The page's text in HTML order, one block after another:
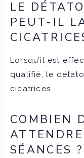
LE
PEUT-IL
Lorsqu’il est
qualifié, le
cicatrices.
COMBIEN
SÉANCES ?